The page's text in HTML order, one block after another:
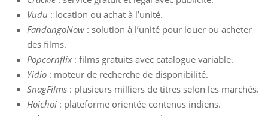
Vudu : location ou achat à l’unité.
FandangoNow : solution à l’unité pour louer ou acheter
des films.
Popcornflix: films gratuits avec catalogue variable.
Yidio : moteur de recherche de disponibilité.
SnagFilms : plusieurs milliers de titres selon les marchés.
Hoichoi : plateforme orientée contenus indiens.